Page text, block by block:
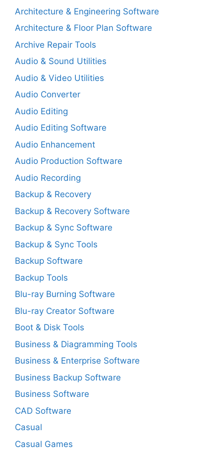
Architecture & Engineering Software
Architecture & Floor Plan Software
Archive Repair Tools
Audio & Sound Utilities
Audio & Video Utilities
Audio Converter
Audio Editing
Audio Editing Software
Audio Enhancement
Audio Production Software
Audio Recording
Backup & Recovery
Backup & Recovery Software
Backup & Sync Software
Backup & Sync Tools
Backup Software
Backup Tools
Blu-ray Burning Software
Blu-ray Creator Software
Boot & Disk Tools
Business & Diagramming Tools
Business & Enterprise Software
Business Backup Software
Business Software
CAD Software
Casual
Casual Games